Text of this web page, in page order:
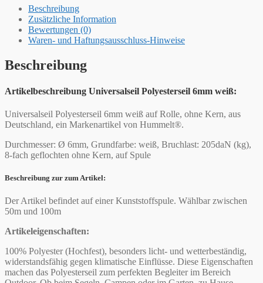
MengeBeschreibung
Zusätzliche Information
Bewertungen (0)
Waren- und Haftungsausschluss-Hinweise
Beschreibung
Artikelbeschreibung Universalseil Polyesterseil 6mm weiß:
Universalseil Polyesterseil 6mm weiß auf Rolle, ohne Kern, aus
Deutschland, ein Markenartikel von Hummelt®.
Durchmesser: Ø 6mm, Grundfarbe: weiß, Bruchlast: 205daN (kg),
8-fach geflochten ohne Kern, auf Spule
Beschreibung zur zum Artikel:
Der Artikel befindet auf einer Kunststoffspule. Wählbar zwischen
50m und 100m
Artikeleigenschaften:
100% Polyester (Hochfest), besonders licht- und wetterbeständig,
widerstandsfähig gegen klimatische Einflüsse. Diese Eigenschaften
machen das Polyesterseil zum perfekten Begleiter im Bereich